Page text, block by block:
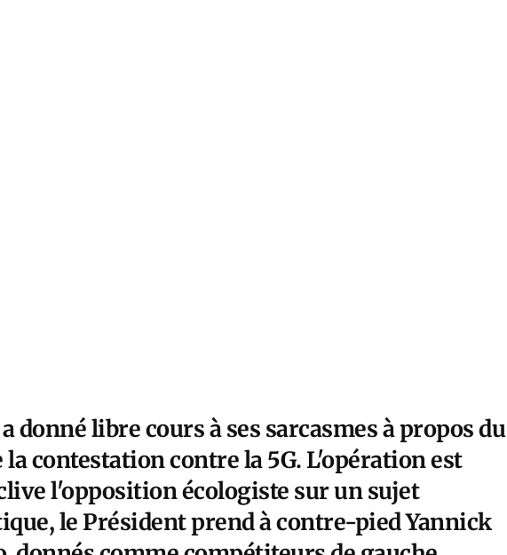
donné libre cours à ses sarcasmes à propos du
contestation contre la 5G. L'opération est
l'opposition écologiste sur un sujet
le Président prend à contre-pied Yannick